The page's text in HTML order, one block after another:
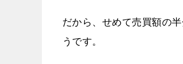
だから、せめて売買額の
うです。